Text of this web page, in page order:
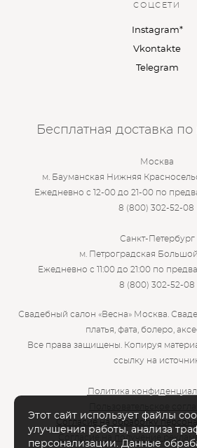
СОЦСЕТИ
Instagram*
Vkontakte
Telegram
Бесплатная доставка
Москва
м. Бауманская Нижняя
Ежедневно с 12-00 до 21-00 по
8 (800) 302-52-08
Санкт-Петербург
м. Петроградская
Ежедневно с 11:00 до 21:00 по
8 (800) 302-52-08
Свадебный салон «Весна» Москва.
платья, фата, болеро,
Все права защищены. Копируя
ссылку на
Политика
Согласие на обработку
Согласие на получение
Этот сайт использует файлы
улучшения работы, анализа
персонализации. Данные